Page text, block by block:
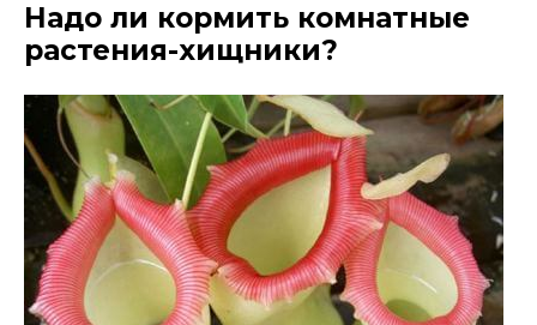
Надо ли кормить комнатные
растения-хищники?